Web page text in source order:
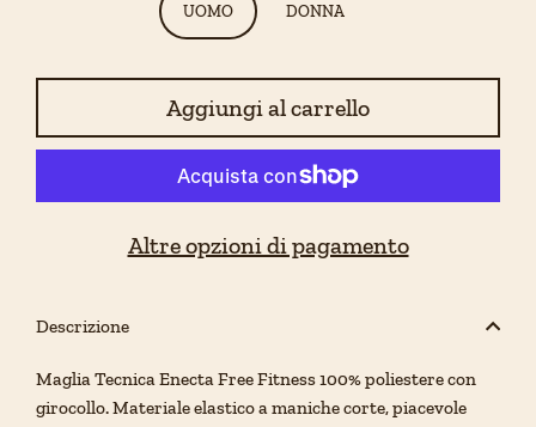
UOMO DONNA
Aggiungi al carrello
Altre opzioni di pagamento
Descrizione
Maglia Tecnica Enecta Free Fitness 100% poliestere con
girocollo.Materiale elastico a maniche corte, piacevole